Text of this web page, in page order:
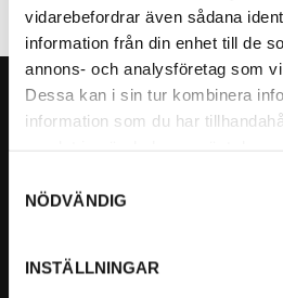
vidarebefordrar även sådana
information från din enhet till de
annons- och analysföretag som
Dessa kan i sin tur kombinera
information som du har
NÖDVÄNDIG
INSTÄLLNINGAR
Org. nummer: 5566689278